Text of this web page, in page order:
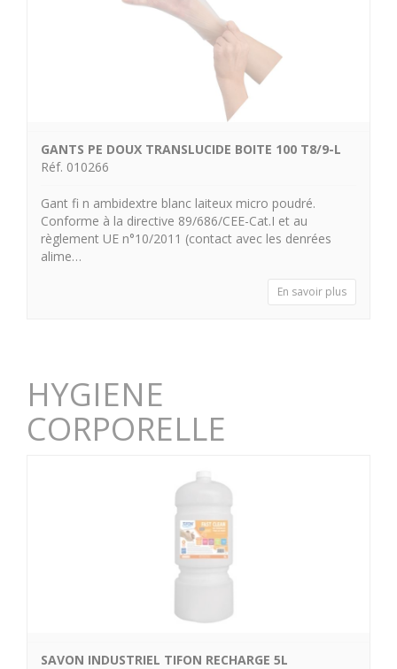
GANTS PE DOUX TRANSLUCIDE BOITE 100 T8/9-L
Réf. 010266
Gant fi n ambidextre blanc laiteux micro poudré.
Conforme à la directive 89/686/CEE-Cat.I et au
règlement UE n°10/2011 (contact avec les denrées
alime…
En savoir plus
HYGIENE
CORPORELLE
SAVON INDUSTRIEL TIFON RECHARGE 5L